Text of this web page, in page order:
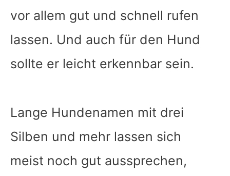
vor allem gut und schnell rufen
lassen. Und auch für den Hund
sollte er leicht erkennbar sein.
Lange Hundenamen mit drei
Silben und mehr lassen sich
meist noch gut aussprechen,